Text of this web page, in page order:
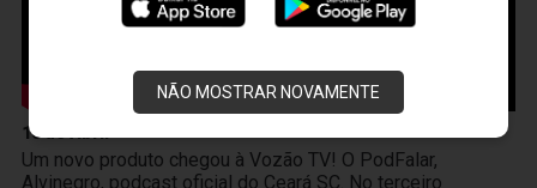
NÃO MOSTRAR NOVAMENTE
10 de Abril
Um novo produto chegou à Vozão TV! O PodFalar,
Alvinegro, podcast oficial do Ceará SC. No terceiro